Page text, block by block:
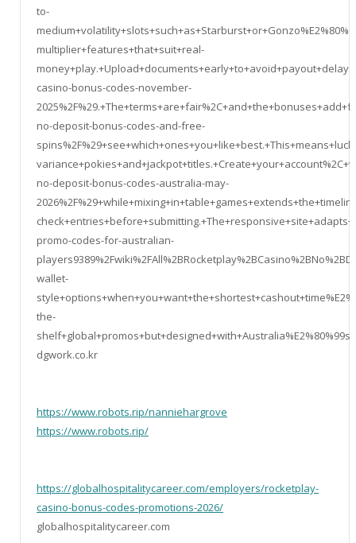
to-
multiplier+features+that+suit+real-
casino-bonus-codes-november-
no-deposit-bonus-codes-and-free-
no-deposit-bonus-codes-australia-may-
promo-codes-for-australian-
wallet-
the-
dgwork.co.kr
https://www.robots.rip/nanniehargrove
https://www.robots.rip/
https://globalhospitalitycareer.com/employers/rocketplay-
casino-bonus-codes-promotions-2026/
globalhospitalitycareer.com